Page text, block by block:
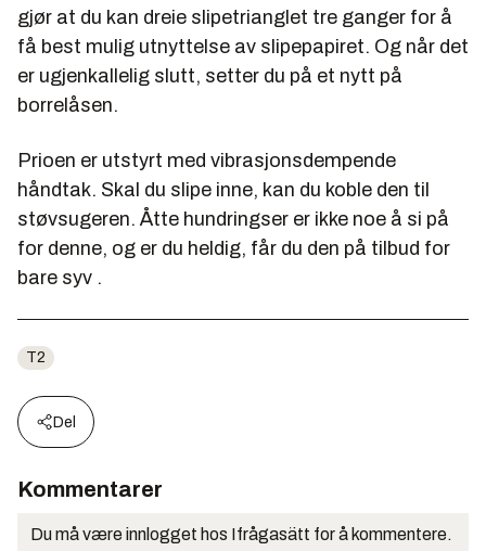
gjør at du kan dreie slipetrianglet tre ganger for å
få best mulig utnyttelse av slipepapiret. Og når det
er ugjenkallelig slutt, setter du på et nytt på
borrelåsen.
Prioen er utstyrt med vibrasjonsdempende
håndtak. Skal du slipe inne, kan du koble den til
støvsugeren. Åtte hundringser er ikke noe å si på
for denne, og er du heldig, får du den på tilbud for
bare syv .
T2
Del
Kommentarer
Du må være innlogget hos Ifrågasätt for å kommentere.